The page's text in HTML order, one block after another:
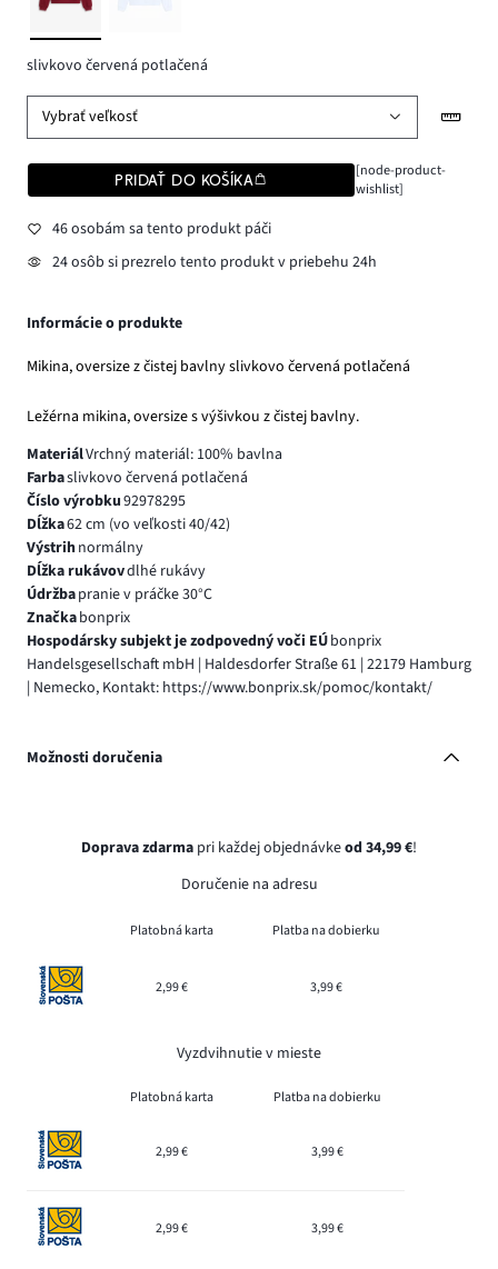
slivkovo červená potlačená
Vybrať veľkosť
PRIDAŤ DO KOŠÍKA
[node-product-
wishlist]
46 osobám sa tento produkt páči
24 osôb si prezrelo tento produkt v priebehu 24h
Informácie o produkte
Mikina, oversize z čistej bavlny slivkovo červená potlačená
Ležérna mikina, oversize s výšivkou z čistej bavlny.
MateriálVrchný materiál: 100% bavlna
Farbaslivkovo červená potlačená
Číslo výrobku92978295
Dĺžka62 cm (vo veľkosti 40/42)
Výstrihnormálny
Dĺžka rukávovdlhé rukávy
Údržbapranie v práčke 30°C
Značkabonprix
Hospodársky subjekt je zodpovedný voči EÚbonprix
Handelsgesellschaft mbH | Haldesdorfer Straße 61 | 22179 Hamburg
| Nemecko, Kontakt: https://www.bonprix.sk/pomoc/kontakt/
Možnosti doručenia
Doprava zdarma pri každej objednávkeod 34,99 €!
Doručenie na adresu
Platobná karta Platba na dobierku
2,99 € 3,99 €
Vyzdvihnutie v mieste
Platobná karta Platba na dobierku
2,99 € 3,99 €
2,99 € 3,99 €